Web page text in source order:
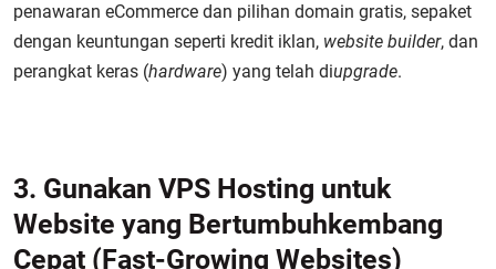
penawaran eCommerce dan pilihan domain gratis, sepaket
dengan keuntungan seperti kredit iklan, website builder, dan
perangkat keras (hardware) yang telah diupgrade.
3. Gunakan VPS Hosting untuk
Website yang Bertumbuhkembang
Cepat (Fast-Growing Websites)